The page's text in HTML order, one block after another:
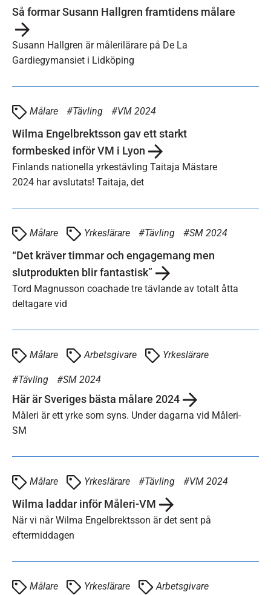
Så formar Susann Hallgren framtidens målare
Susann Hallgren är målerilärare på De La
Gardiegymansiet i Lidköping
Målare Tävling VM 2024
Wilma Engelbrektsson gav ett starkt
formbesked inför VM i Lyon
Finlands nationella yrkestävling Taitaja Mästare
2024 har avslutats! Taitaja, det
Målare Yrkeslärare Tävling SM 2024
“Det kräver timmar och engagemang men
slutprodukten blir fantastisk”
Tord Magnusson coachade tre tävlande av totalt åtta
deltagare vid
Målare Arbetsgivare Yrkeslärare
Tävling SM 2024
Här är Sveriges bästa målare 2024
Måleri är ett yrke som syns. Under dagarna vid Måleri-
SM
Målare Yrkeslärare Tävling VM 2024
Wilma laddar inför Måleri-VM
När vi når Wilma Engelbrektsson är det sent på
eftermiddagen
Målare Yrkeslärare Arbetsgivare